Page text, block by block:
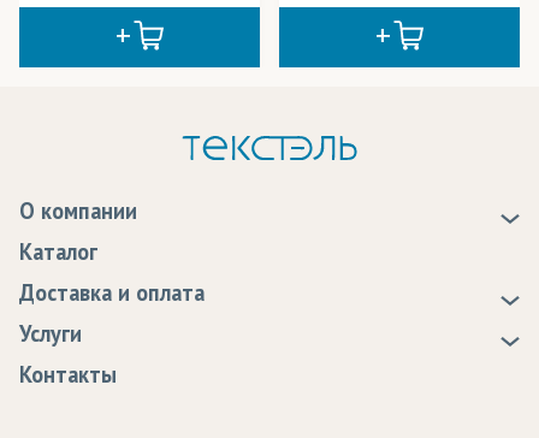
О компании
Статьи
Программа лояльности
Сертификаты качества
Каталог
Доставка и оплата
Доставка
Оплата
Услуги
Образцы
Контакты